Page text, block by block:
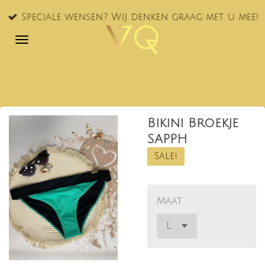
Ga
naar
Speciale wensen? Wij denken graag met u mee!
Bikini Broekje
SAPPH
Sale!
Maat